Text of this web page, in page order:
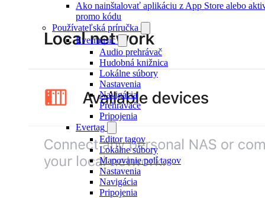
Ako nainštalovať aplikáciu z App Store alebo
promo kódu
Používateľská príručka
Evermusic
Audio prehrávač
Hudobná knižnica
Lokálne súbory
Nastavenia
Navigácia
Prehrávače
Pripojenia
Evertag
Editor tagov
Lokálne súbory
Mapovanie polí tagov
Nastavenia
Navigácia
Pripojenia